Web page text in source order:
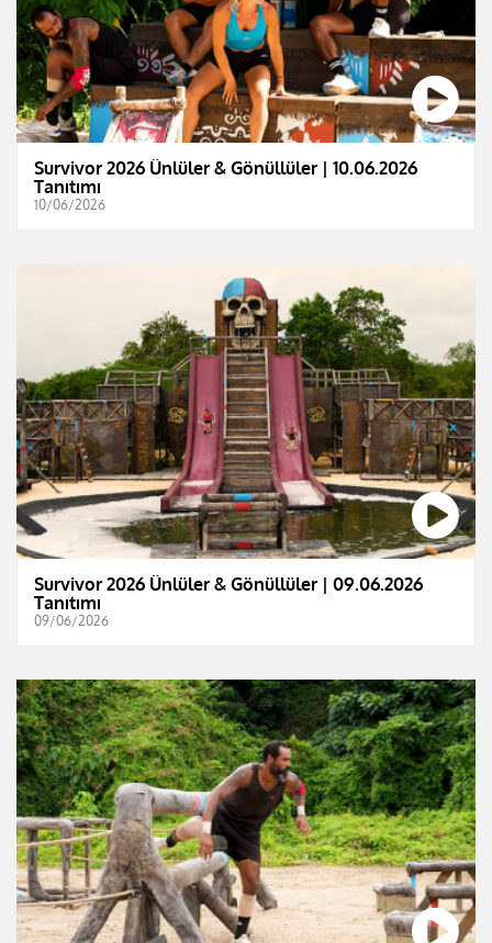
Survivor 2026 Ünlüler & Gönüllüler | 10.06.2026
Tanıtımı
10/06/2026
Survivor 2026 Ünlüler & Gönüllüler | 09.06.2026
Tanıtımı
09/06/2026